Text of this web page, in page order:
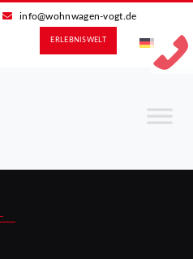
info@wohnwagen-vogt.de
ERLEBNIS­WELT